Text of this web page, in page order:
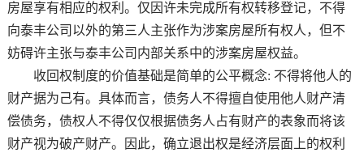
房屋享有相应的权利。仅因许未完成所有权转移登记，不得
向泰丰公司以外的第三人主张作为涉案房屋所有权人，但不
妨碍许主张与泰丰公司内部关系中的涉案房屋权益。
收回权制度的价值基础是简单的公平概念: 不得将他人的
财产据为己有。具体而言，债务人不得擅自使用他人财产清
偿债务，债权人不得仅仅根据债务人占有财产的表象而将该
财产视为破产财产。因此，确立退出权是经济层面上的权利